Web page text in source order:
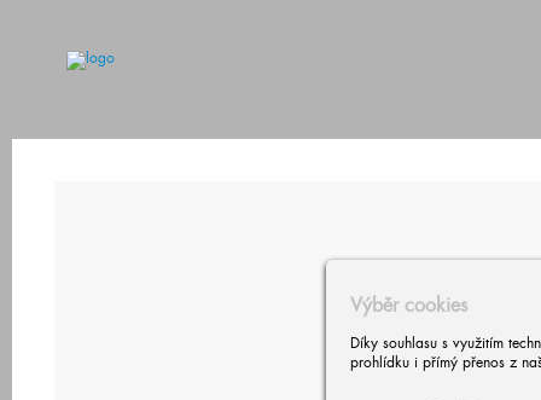
Výběr cookies
Díky souhlasu s využitím
prohlídku i přímý přenos z